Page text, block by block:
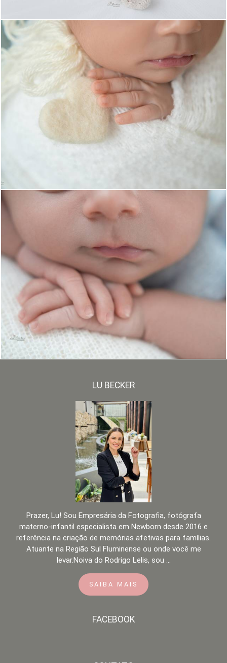
492 0
LU BECKER
Prazer, Lu! Sou Empresária da Fotografia, fotógrafa
materno-infantil especialista em Newborn desde 2016 e
referência na criação de memórias afetivas para famílias.
Atuante na Região Sul Fluminense ou onde você me
levar.Noiva do Rodrigo Lelis, sou ...
SAIBA MAIS
FACEBOOK